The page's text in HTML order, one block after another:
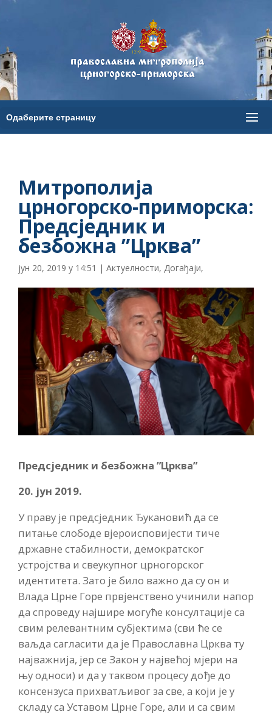
Митрополија
црногорско-приморска:
Предсједник и
безбожна ”Црква”
јун 20, 2019 у 14:51 | Актуелности, Догађаји,
Предсједник и безбожна ”Црква”
20. јун 2019.
У праву је предсједник Ђукановић да се
питање слободе вјероисповијести тиче
државне стабилности, демократског
устројства и свеукупног црногорског
идентитета. Зато је било важно да су он и
Влада Црне Горе првјенствено учинили напор
да спроведу најшире могуће консултације са
свим релевантним субјектима (сви ће се
ваљда сагласити да је Православна Црква ту
најважнија, јер се Закон у највећој мјери на
њу односи) и да у таквом процесу дође до
консензуса прихватљивог за све, а који је у
складу са Уставом Црне Горе, али и са свим